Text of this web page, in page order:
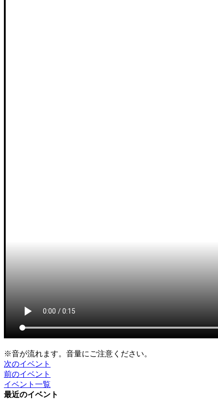
※音が流れます。音量にご注意ください。
次のイベント
前のイベント
イベント一覧
最近のイベント